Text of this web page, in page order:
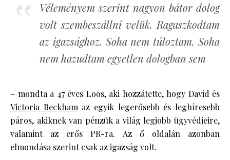
Véleményem szerint nagyon bátor dolog
volt szembeszállni velük. Ragaszkodtam
az igazsághoz. Soha nem túloztam. Soha
nem hazudtam egyetlen dologban sem
– mondta a 47 éves Loos, aki hozzátette, hogy David és
Victoria Beckhamaz egyik legerősebb és leghíresebb
páros, akiknek van pénzük a világ legjobb ügyvédjeire,
valamint az erős PR-ra. Az ő oldalán azonban
elmondása szerint csak az igazság volt.